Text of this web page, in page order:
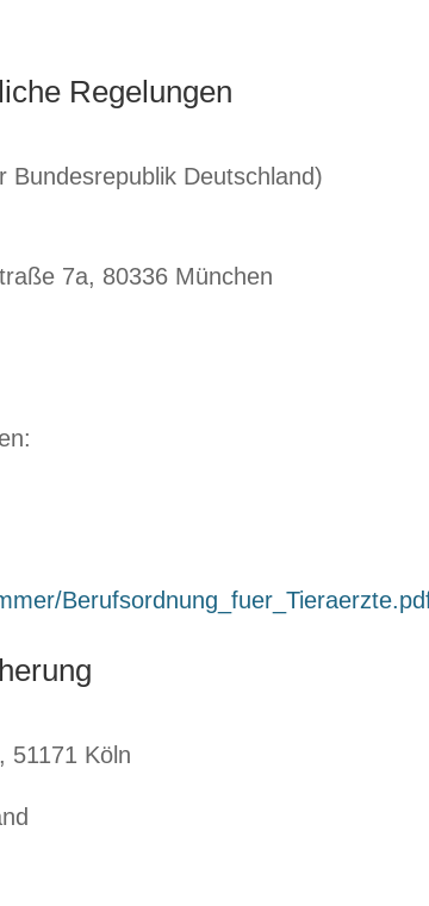
Regelungen
Bundesrepublik Deutschland)
7a, 80336 München
51171 Köln